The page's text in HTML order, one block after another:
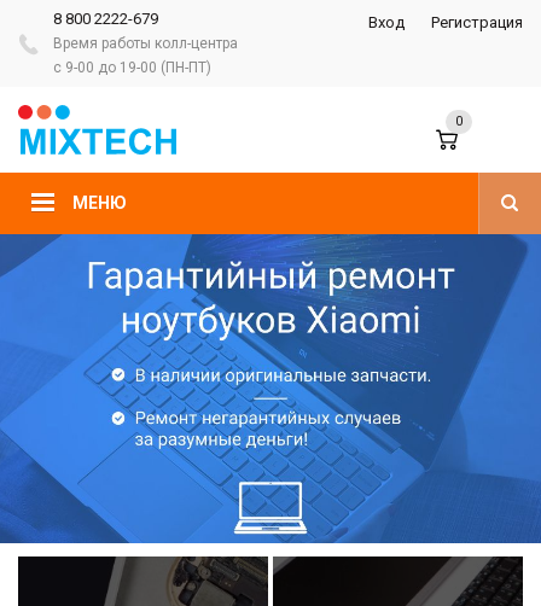
8 800 2222-679
Время работы колл-центра
с 9-00 до 19-00 (ПН-ПТ)
Вход Регистрация
МЕНЮ
0